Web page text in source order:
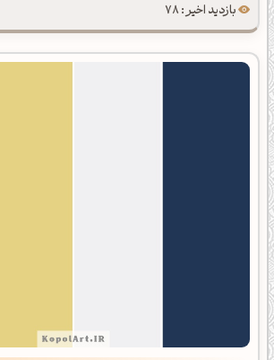
بازدید اخیر : 78